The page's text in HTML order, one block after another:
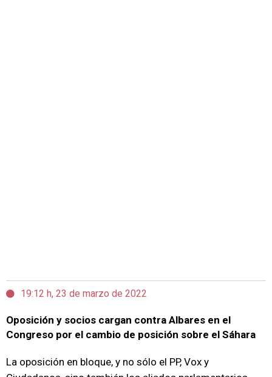
19:12 h, 23 de marzo de 2022
Oposición y socios cargan contra Albares en el
Congreso por el cambio de posición sobre el Sáhara
La oposición en bloque, y no sólo el PP, Vox y